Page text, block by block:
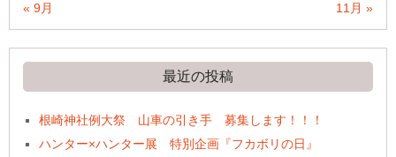
« 9月
11月 »
最近の投稿
根崎神社例大祭 山車の引き手 募集します！！！
ハンター×ハンター展 特別企画『フカボリの日』